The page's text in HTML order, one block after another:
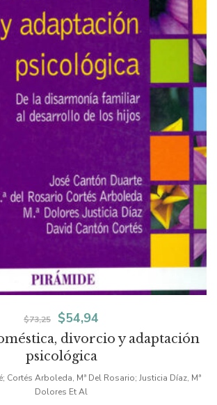
divorcio y adaptación
psicológica
$73,25
El
precio
original
era:
$54,94
precio
Cortés Arboleda, Mª Del Rosario; Justicia Díaz, Mª
Dolores Et Al